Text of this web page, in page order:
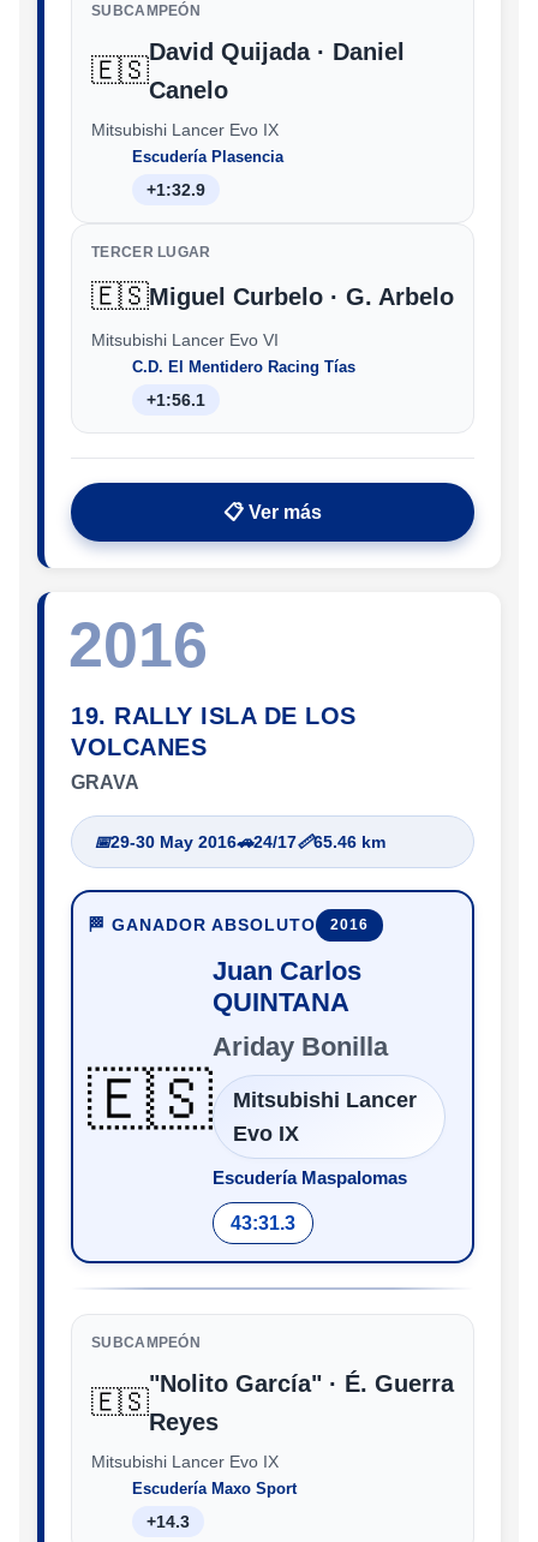
SUBCAMPEÓN
🇪🇸
David Quijada · Daniel
Canelo
Mitsubishi Lancer Evo IX
Escudería Plasencia
+1:32.9
TERCER LUGAR
🇪🇸Miguel Curbelo · G. Arbelo
Mitsubishi Lancer Evo VI
C.D. El Mentidero Racing Tías
+1:56.1
📋 Ver más
2016
19. RALLY ISLA DE LOS
VOLCANES
GRAVA
📅29-30 May 2016🚗24/17📏65.46 km
🏁 GANADOR ABSOLUTO 2016
🇪🇸
Juan Carlos
QUINTANA
Ariday Bonilla
Mitsubishi Lancer
Evo IX
Escudería Maspalomas
43:31.3
SUBCAMPEÓN
🇪🇸
"Nolito García" · É. Guerra
Reyes
Mitsubishi Lancer Evo IX
Escudería Maxo Sport
+14.3